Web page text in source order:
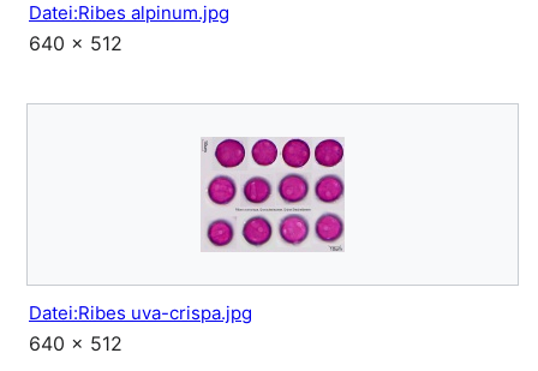
Datei:Ribes alpinum.jpg
640 × 512
Datei:Ribes uva-crispa.jpg
640 × 512